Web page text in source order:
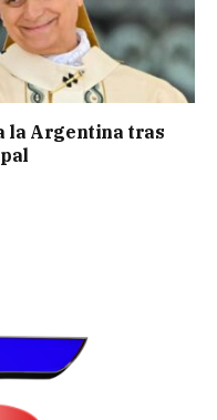
la Argentina tras